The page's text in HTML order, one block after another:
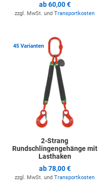
ab60,00 €
zzgl. MwSt. und Transportkosten
45 Varianten
2-Strang
Rundschlingengehänge mit
Lasthaken
ab78,00 €
zzgl. MwSt. und Transportkosten